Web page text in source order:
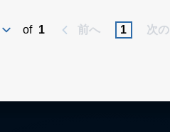
of 1 前へ 1 次